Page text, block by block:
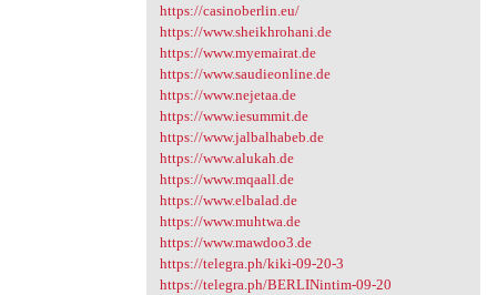
https://casinoberlin.eu/
https://www.sheikhrohani.de
https://www.myemairat.de
https://www.saudieonline.de
https://www.nejetaa.de
https://www.iesummit.de
https://www.jalbalhabeb.de
https://www.alukah.de
https://www.mqaall.de
https://www.elbalad.de
https://www.muhtwa.de
https://www.mawdoo3.de
https://telegra.ph/kiki-09-20-3
https://telegra.ph/BERLINintim-09-20